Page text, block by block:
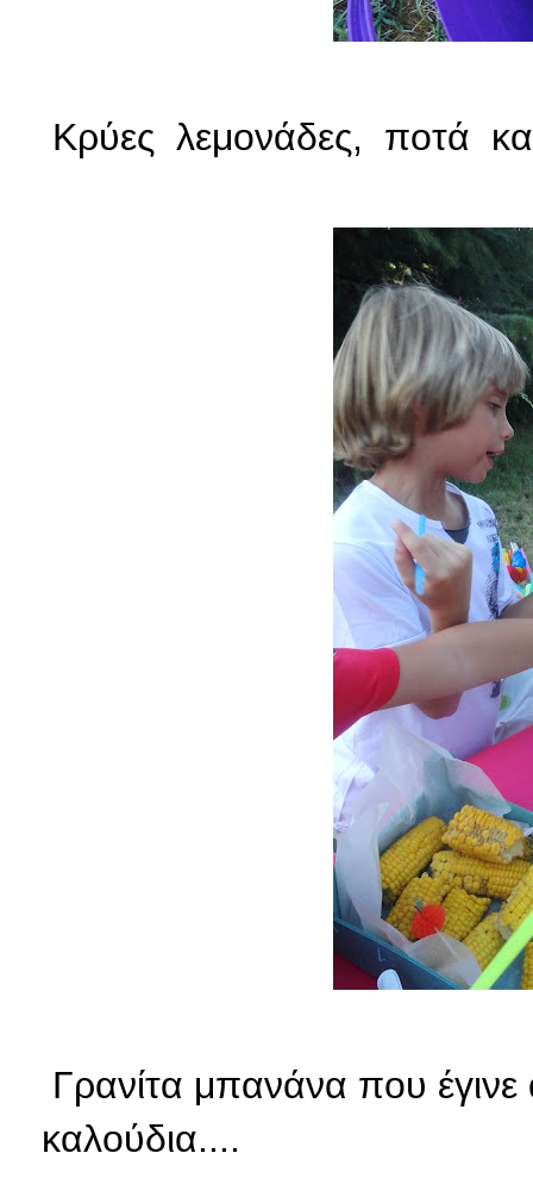
Κρύες λεμονάδες, ποτά
Γρανίτα μπανάνα που
καλούδια....